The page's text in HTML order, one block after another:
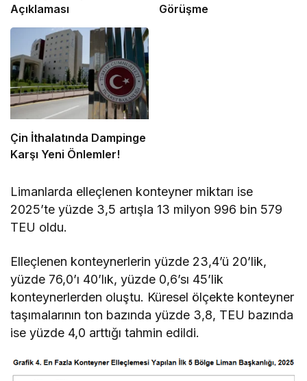
Açıklaması
Görüşme
Çin İthalatında Dampinge
Karşı Yeni Önlemler!
Limanlarda elleçlenen konteyner miktarı ise
2025’te yüzde 3,5 artışla 13 milyon 996 bin 579
TEU oldu.
Elleçlenen konteynerlerin yüzde 23,4’ü 20’lik,
yüzde 76,0’ı 40’lık, yüzde 0,6’sı 45’lik
konteynerlerden oluştu. Küresel ölçekte konteyner
taşımalarının ton bazında yüzde 3,8, TEU bazında
ise yüzde 4,0 arttığı tahmin edildi.